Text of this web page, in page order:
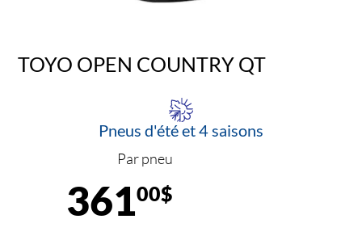
TOYO OPEN COUNTRY QT
Pneus d'été et 4 saisons
Par pneu
36100$